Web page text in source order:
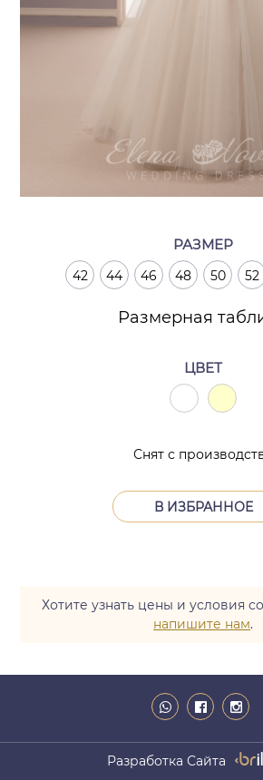
РАЗМЕР
42 44 46 48 50 52
Размерная
ЦВЕТ
В ИЗБРАННОЕ
Снят с
Хотите узнать цены и условия
напишите нам.
Разработка Сайта